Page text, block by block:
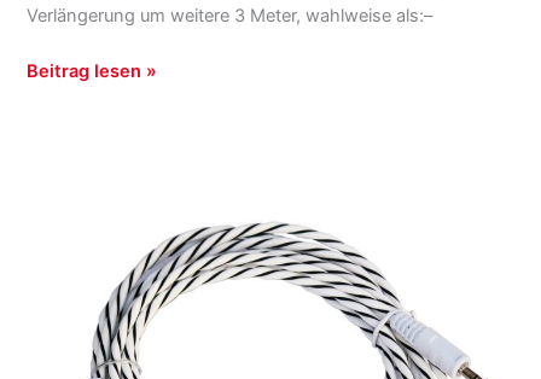
Verlängerung um weitere 3 Meter, wahlweise als:–
Beitrag lesen »